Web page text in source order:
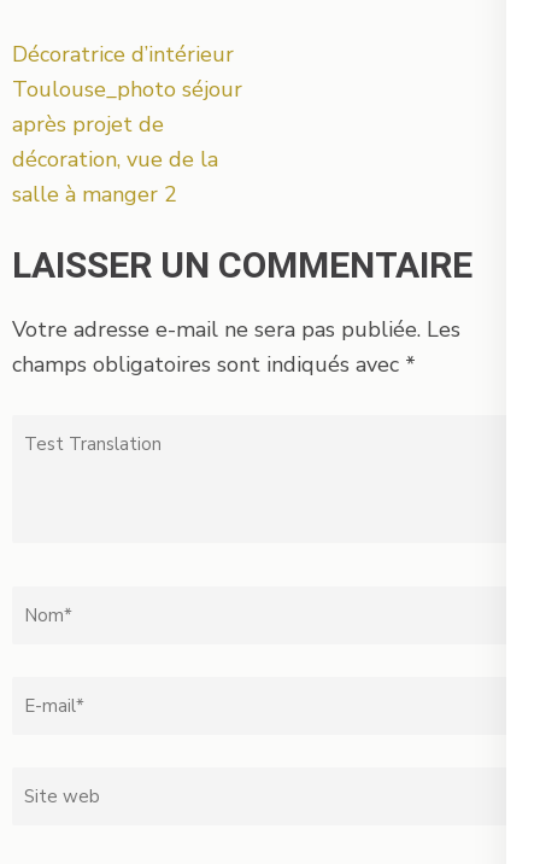
Navigation
de
l’article
Décoratrice d’intérieur
Toulouse_photo séjour
après projet de
décoration, vue de la
salle à manger 2
LAISSER UN COMMENTAIRE
Votre adresse e-mail ne sera pas publiée. Les
champs obligatoires sont indiqués avec *
Test
Nom *
Email *
Site